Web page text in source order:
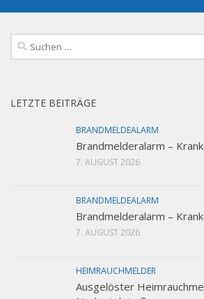
Suchen
nach:
LETZTE BEITRÄGE
BRANDMELDEALARM
Brandmelderalarm –
7. AUGUST 2026
BRANDMELDEALARM
Brandmelderalarm –
7. AUGUST 2026
HEIMRAUCHMELDER
Ausgelöster